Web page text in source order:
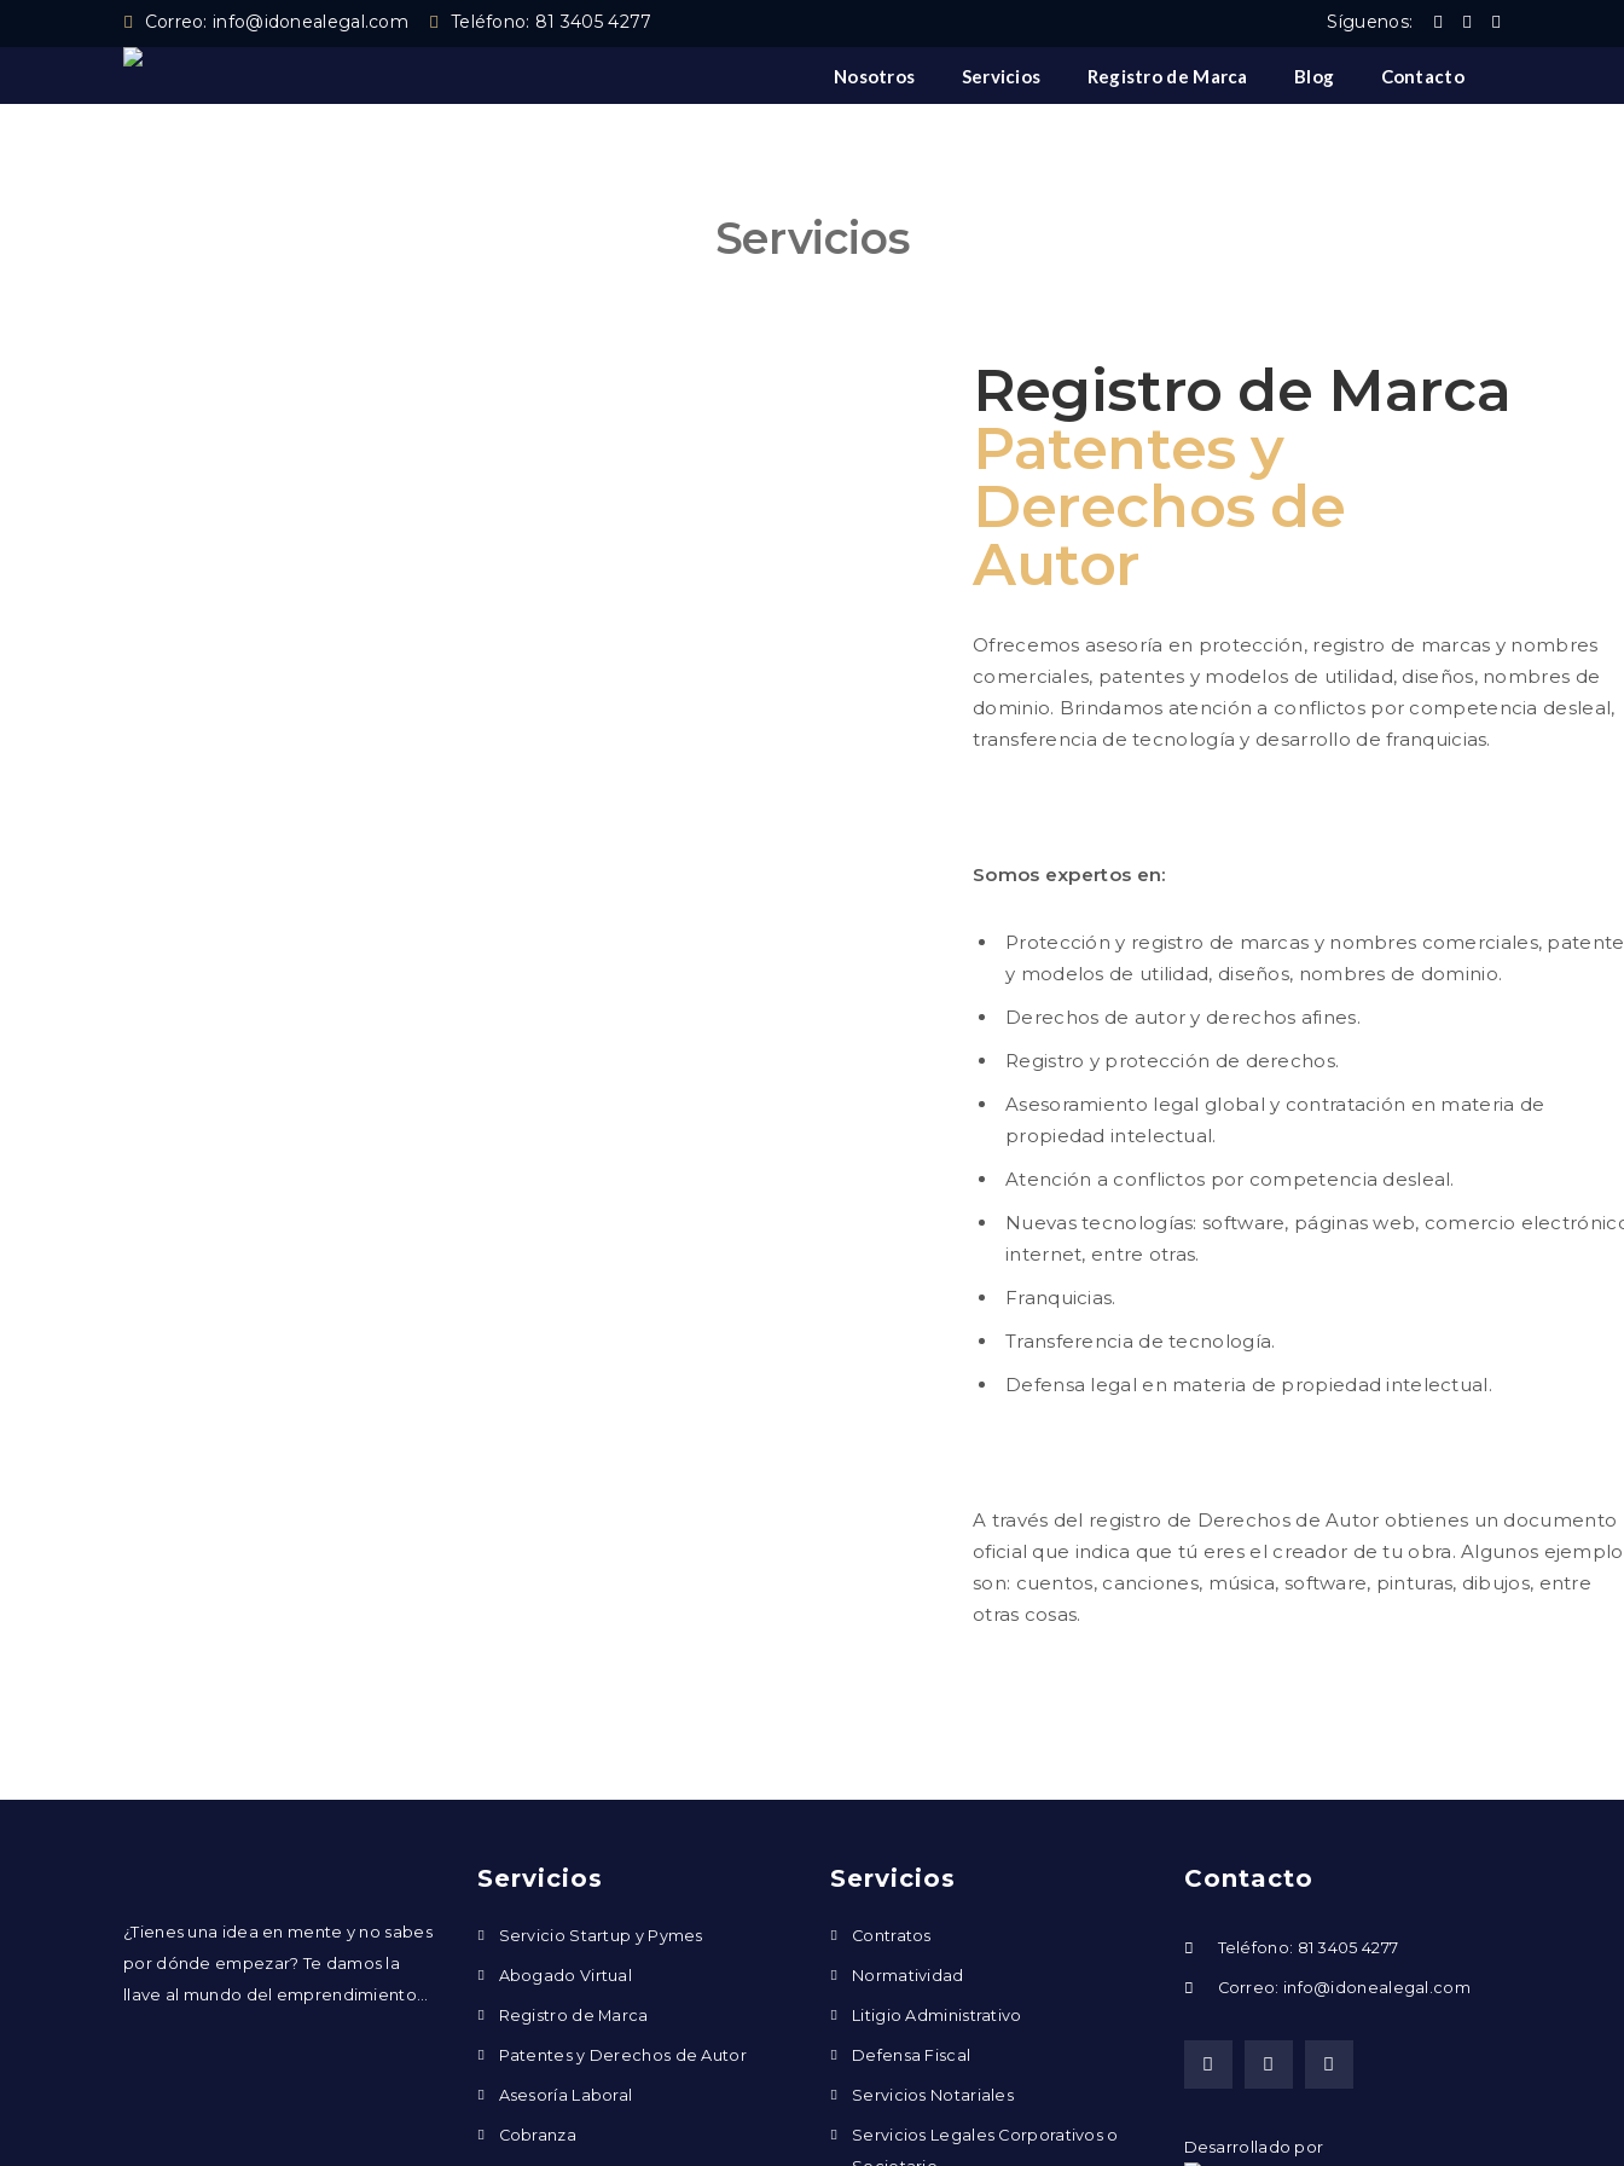
Correo: info@idonealegal.com Teléfono: 81 3405 4277 Síguenos:
Nosotros Servicios Registro de Marca Blog Contacto
Servicios
Registro de Marca
Patentes y
Derechos de
Autor
Ofrecemos asesoría en protección, registro de marcas y nombres
comerciales, patentes y modelos de utilidad, diseños, nombres de
dominio. Brindamos atención a conflictos por competencia desleal,
transferencia de tecnología y desarrollo de franquicias.
Somos expertos en:
Protección y registro de marcas y nombres comerciales,
y modelos de utilidad, diseños, nombres de dominio.
Derechos de autor y derechos afines.
Registro y protección de derechos.
Asesoramiento legal global y contratación en materia de
propiedad intelectual.
Atención a conflictos por competencia desleal.
Nuevas tecnologías: software, páginas web, comercio
internet, entre otras.
Franquicias.
Transferencia de tecnología.
Defensa legal en materia de propiedad intelectual.
A través del registro de Derechos de Autor obtienes un documento
oficial que indica que tú eres el creador de tu obra. Algunos
son: cuentos, canciones, música, software, pinturas, dibujos, entre
otras cosas.
¿Tienes una idea en mente y no sabes
por dónde empezar? Te damos la
llave al mundo del emprendimiento…
Servicios
Servicio Startup y Pymes
Abogado Virtual
Registro de Marca
Patentes y Derechos de Autor
Asesoría Laboral
Cobranza
Servicios
Contratos
Normatividad
Litigio Administrativo
Defensa Fiscal
Servicios Notariales
Servicios Legales Corporativos o
Contacto
Teléfono: 81 3405 4277
Correo: info@idonealegal.com
Desarrollado por